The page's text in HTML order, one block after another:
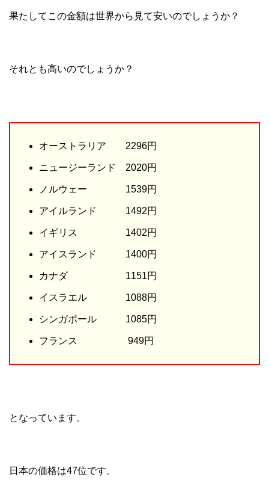
果たしてこの金額は世界から見て安いのでしょうか？
それとも高いのでしょうか？
オーストラリア 2296円
ニュージーランド 2020円
ノルウェー 1539円
アイルランド 1492円
イギリス 1402円
アイスランド 1400円
カナダ 1151円
イスラエル 1088円
シンガポール 1085円
フランス 949円
となっています。
日本の価格は47位です。